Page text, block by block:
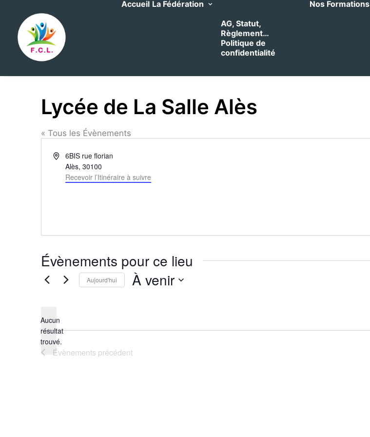
Accueil La Fédération
AG, Statut,
Règlement…
Politique de
confidentialité
Nos Formations
Lycée de La Salle Alès
« Tous les Évènements
Adresse6BIS rue florian
Alès, 30100
Recevoir l’Itinéraire à suivre
Évènements pour ce lieu
Notice
Aucun
résultat
trouvé.
Aujourd'hui À venir
Évènements précédent